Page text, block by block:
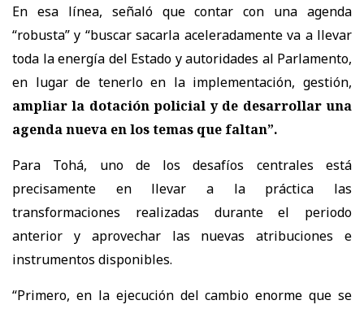
En esa línea, señaló que contar con una agenda
“robusta” y “buscar sacarla aceleradamente va a llevar
toda la energía del Estado y autoridades al Parlamento,
en lugar de tenerlo en la implementación, gestión,
ampliar la dotación policial y de desarrollar una
agenda nueva en los temas que faltan”.
Para Tohá, uno de los desafíos centrales está
precisamente en llevar a la práctica las
transformaciones realizadas durante el periodo
anterior y aprovechar las nuevas atribuciones e
instrumentos disponibles.
“Primero, en la ejecución del cambio enorme que se